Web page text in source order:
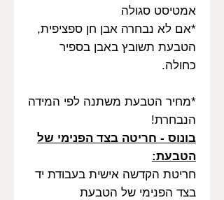
אמטיסט סגולה
*אם לא נבחרה אבן חן ספציפית,
הטבעת תשובץ באבן בספיר
כחולה.
*מחיר הטבעת משתנה לפי המידה
הנבחרת!
בונוס - חריטה בצד הפנימי של
הטבעת:
חריטת הקדשה אישית בעבודת יד
בצד הפנימי של הטבעת